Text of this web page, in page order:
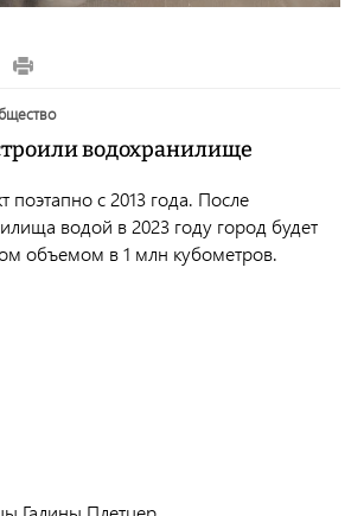
водохранилище
поэтапно с 2013 года. После
водой в 2023 году город будет
объемом в 1 млн кубометров.